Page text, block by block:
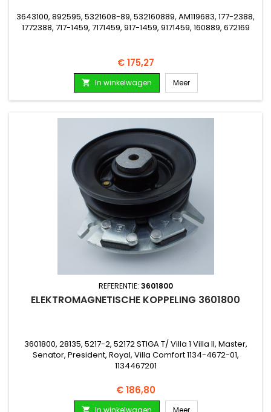
3643100, 892595, 5321608-89, 532160889, AM119683, 177-2388,
1772388, 717-1459, 7171459, 917-1459, 9171459, 160889, 672169
Prijs
€ 175,27
 In winkelwagen Meer
REFERENTIE: 3601800
ELEKTROMAGNETISCHE KOPPELING 3601800
3601800, 28135, 5217-2, 52172 STIGA T/ Villa 1 Villa II, Master,
Senator, President, Royal, Villa Comfort 1134-4672-01,
1134467201
Prijs
€ 186,80
 In winkelwagen Meer